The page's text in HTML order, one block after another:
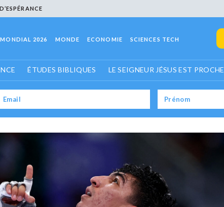
MONDIAL 2026 MONDE ECONOMIE SCIENCES TECH
ÉTUDES BIBLIQUES LE SEIGNEUR JÉSUS EST PROCHE